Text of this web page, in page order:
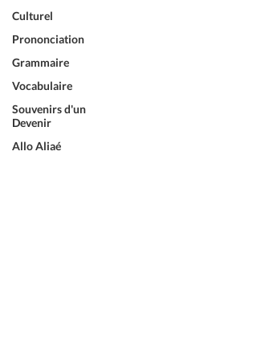
Culturel
Prononciation
Grammaire
Vocabulaire
Souvenirs d'un
Devenir
Allo Aliaé